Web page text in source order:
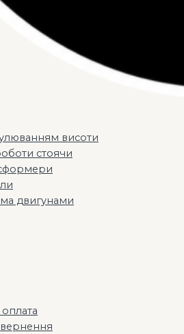
висоти
стоячи
двигунами